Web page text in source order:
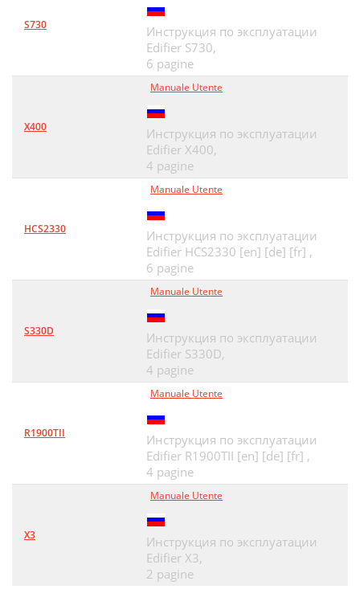
S730
Инструкция по эксплуатации
Edifier S730,
6 pagine
X400
Manuale Utente
Инструкция по эксплуатации
Edifier X400,
4 pagine
HCS2330
Manuale Utente
Инструкция по эксплуатации
Edifier HCS2330 [en] [de] [fr] ,
6 pagine
S330D
Manuale Utente
Инструкция по эксплуатации
Edifier S330D,
4 pagine
R1900TII
Manuale Utente
Инструкция по эксплуатации
Edifier R1900TII [en] [de] [fr] ,
4 pagine
X3
Manuale Utente
Инструкция по эксплуатации
Edifier X3,
2 pagine